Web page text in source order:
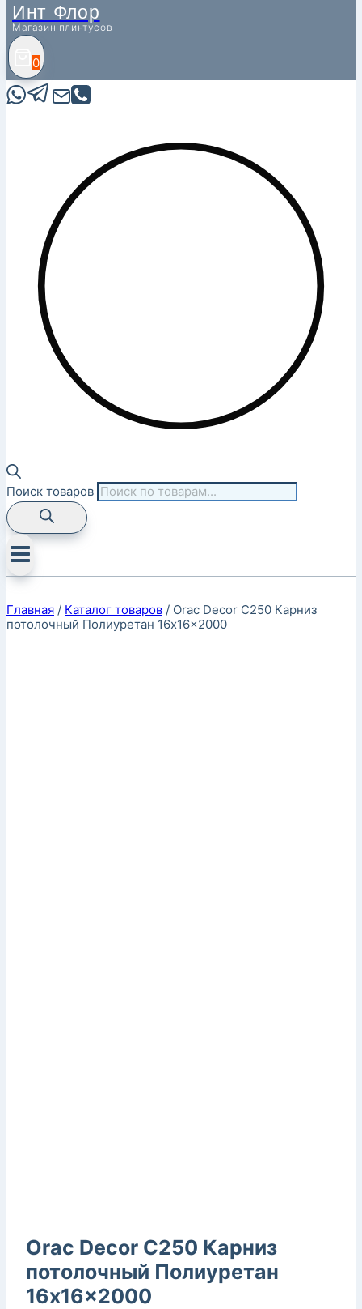
Инт Флор
Магазин плинтусов
0
Поиск товаров
Главная / Каталог товаров / Orac Decor C250 Карниз
потолочный Полиуретан 16x16x2000
Orac Decor C250 Карниз
потолочный Полиуретан
16x16x2000